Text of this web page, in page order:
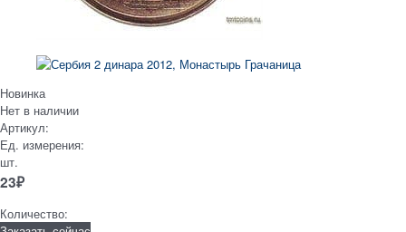
Новинка
Нет в наличии
Артикул:
Ед. измерения:
шт.
23₽
Количество: